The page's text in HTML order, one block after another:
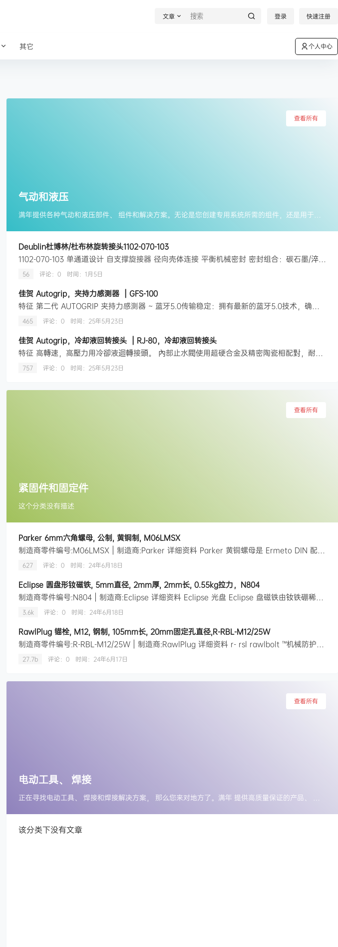
文章 登录 快速注册
其它 个人中心
气动和液压
查看所有
Deublin杜博林/杜布林旋转接头1102-070-103
1102-070-103 单通道设计 自支撑旋接器 径向壳体连接 平衡机械密封 密封组合：碳石墨/淬硬工具钢或碳石墨/碳化硅 密封腔油毡用于空气介质 油嘴用于润滑（3到5滴每月） 低扭矩设计 重量优化设计 铝壳体、不锈钢或碳钢转子，依型号而定 终生润滑球轴承 1102-070-103-IC下载
56 评论：0 时间： 1月5日
佳贺 Autogrip，夹持力感测器 | GFS-100
特征 第二代 AUTOGRIP 夹持力感测器 ~ 蓝牙5.0传输稳定：拥有最新的蓝牙5.0技术，确保无线连接的稳定性。 Type-C充电便利：支援Type-C充电，让充电更加便捷。 高性能锂电池：提供更长的续航时间，让您在工作中无需担心电量问题。 支援Android和iOS：无论您使用的是Android还是iOS系统，GFS-100都能够完美兼容，让您无缝体验。 可配置2爪或3爪操作：根…
465 评论：0 时间： 25年5月23日
佳贺 Autogrip，冷却液回转接头 | RJ-80，冷却液回转接头
特征 高轉速，高壓力用冷卻液迴轉接頭。 內部止水閥使用超硬合金及精密陶瓷相配對，耐磨耗特性佳。 注水部無流體通過時，請勿運轉。 尺寸 * 保留规格修改的权利 型号PV 限制值MPa‧ r/m最高使用压力MPa(kgf/cm2)吐出量( 使用压力 50 kgf/cm2)最高使用回转数(r.p.m.)重量(kg)RJ-80144006.0(60)28 l/min80000.5
757 评论：0 时间： 25年5月23日
紧固件和固定件
这个分类没有描述
查看所有
Parker 6mm六角螺母, 公制, 黄铜制, M06LMSX
制造商零件编号:M06LMSX | 制造商:Parker 详细资料 Parker 黄铜螺母是 Ermeto DIN 配件组件,用于高压液压管道配件,是构建完整配件系列 EO PSR、EO2、EO2 FORM 时不可或缺的物品。 高耐腐蚀性符合 ISO 8434 标准 技术参数 属性数值英制或公制公制螺母类型六角螺母螺纹尺寸6mm材料黄铜类型螺母表面处理本色符合标准ISO 8434 资料下载 数据表…
627 评论：0 时间： 24年6月18日
Eclipse 圆盘形钕磁铁, 5mm直径, 2mm厚, 2mm长, 0.55kg拉力，N804
制造商零件编号:N804 | 制造商:Eclipse 详细资料 Eclipse 光盘 Eclipse 盘磁铁由钕铁硼稀土材料制成、具有 0.55kg 拉力。此款钮扣形轴向磁性磁铁可堆叠在一起、形成较厚的磁铁。通过增加厚度、我们可以增加磁性输出、但有一个特定的厚度、超过此厚度、增加磁铁的额外高度可能会影响其性能。它可在高达 80°c 的温度下使用 特点和优势 高度为 2mm 、直径为 5mm各向异性…
3.6k 评论：0 时间： 24年6月18日
RawlPlug 锚栓, M12, 钢制, 105mm长, 20mm固定孔直径,R-RBL-M12/25W
制造商零件编号:R-RBL-M12/25W | 制造商:RawlPlug 详细资料 r- rsl rawlbolt ™机械防护销 Anchor 螺栓。 该研孔用 rrbl rawlbolt 通用膨胀机械锚 Anchor 螺栓、用于空心芯板和陶瓷材料。rawlplug rawlbolt 是原始机械锚 Anchor ，在 rawlbolt 发射后生产。拉威螺栓的套管正在膨胀、以 3 件式膨胀、为您提供…
27.7b 评论：0 时间： 24年6月17日
电动工具、 焊接
查看所有
该分类下没有文章